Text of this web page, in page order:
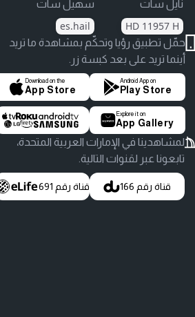
نايل سات
HD 11957 H
سهيل سات
es.hail
حمّل تطبيق رؤيا وتحكّم بمشاهدة ما تريد
أينما تريد على بعد كبسة زر.
Android App on
Play Store
Download on the
App Store
Explore it on
App Gallery
لمشاهدينا في الإمارات العربية المتحدة،
تابعونا عبر لقنوات التالية.
قناة رقم 166 قناة رقم 691